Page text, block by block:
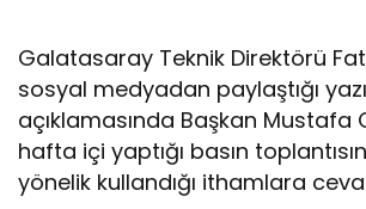
Galatasaray Teknik Direktörü
sosyal medyadan paylaştığı
açıklamasında Başkan Mustafa
hafta içi yaptığı basın
yönelik kullandığı ithamlara